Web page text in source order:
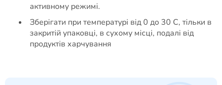
активному режимі.
Зберігати при температурі від 0 до 30 С, тільки в
закритій упаковці, в сухому місці, подалі від
продуктів харчування